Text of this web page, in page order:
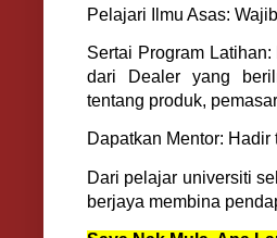
Pelajari Ilmu Asas:
Sertai Program
dari Dealer yang
tentang produk,
Dapatkan Mentor:
Dari pelajar universiti
berjaya membina